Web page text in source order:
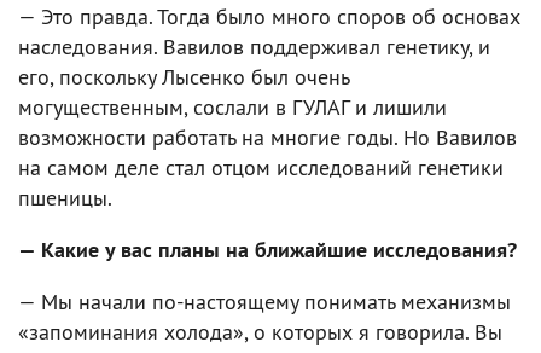
— Это правда. Тогда было много споров об основах
наследования. Вавилов поддерживал генетику, и
его, поскольку Лысенко был очень
могущественным, сослали в ГУЛАГ и лишили
возможности работать на многие годы. Но Вавилов
на самом деле стал отцом исследований генетики
пшеницы.
— Какие у вас планы на ближайшие исследования?
— Мы начали по-настоящему понимать механизмы
«запоминания холода», о которых я говорила. Вы